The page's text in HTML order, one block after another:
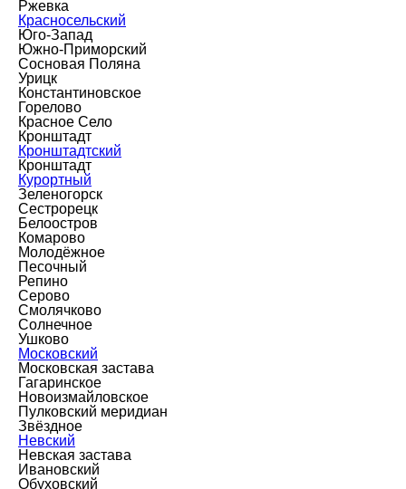
Ржевка
Красносельский
Юго-Запад
Южно-Приморский
Сосновая Поляна
Урицк
Константиновское
Горелово
Красное Село
Кронштадт
Кронштадтский
Кронштадт
Курортный
Зеленогорск
Сестрорецк
Белоостров
Комарово
Молодёжное
Песочный
Репино
Серово
Смолячково
Солнечное
Ушково
Московский
Московская застава
Гагаринское
Новоизмайловское
Пулковский меридиан
Звёздное
Невский
Невская застава
Ивановский
Обуховский